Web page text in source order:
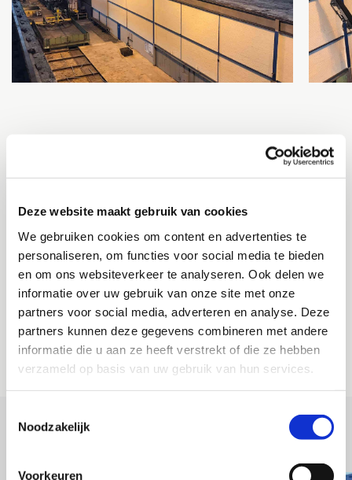
Deze website maakt gebruik van cookies
We gebruiken cookies om content en advertenties te
personaliseren, om functies voor social media te bieden
en om ons websiteverkeer te analyseren. Ook delen we
informatie over uw gebruik van onze site met onze
partners voor social media, adverteren en analyse. Deze
partners kunnen deze gegevens combineren met andere
informatie die u aan ze heeft verstrekt of die ze hebben
verzameld op basis van uw gebruik van hun services.
Noodzakelijk
Voorkeuren
VRIJBLIJVEND OFFERTE
AANVRAGEN
Wil je meer informatie ontvangen over de mogelijkheden met
zuig- en blaastechniek? Of geheel vrijblijvend een gratis
offerte aanvragen. Neem dan contact met ons op.
Wij komen spoedig met een scherpe aanbieding bij je terug.
OFFERTE AANVRAGEN
VERGELIJKBARE PROJECTEN